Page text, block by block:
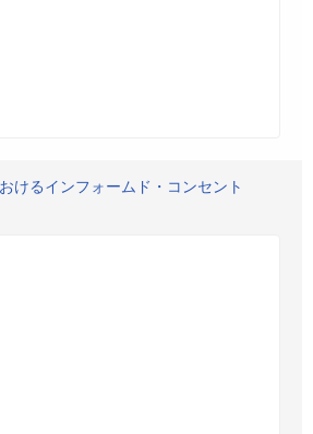
けるインフォームド・コンセント